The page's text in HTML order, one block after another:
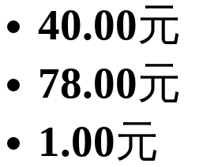
40.00元
78.00元
1.00元